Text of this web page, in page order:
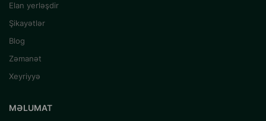
Elan yerləşdir
Şikayətlər
Blog
Zəmanət
Xeyriyyə
MƏLUMAT